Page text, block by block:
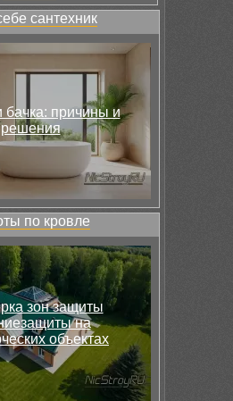
сантехник
бачка: причины и
решения
по кровле
зон защиты
на
объектах